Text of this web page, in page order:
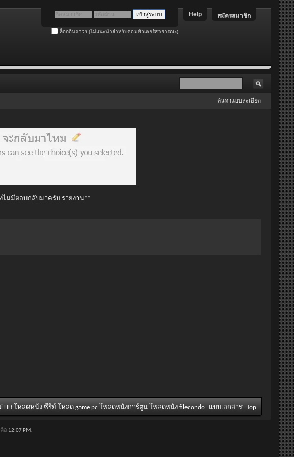
สมัครสมาชิก
Help
ล็อกอินถาวร (ไม่แนะนำสำหรับคอมพิวเตอร์สาธารณะ)
ค้นหาแบบละเอียด
ไม่มีตอบกลับมาครับ รายงาน**
HD โหลดหนัง ซีรีย์ โหลด game pc โหลดหนังการ์ตูน โหลดหนัง filecondo แบบเอกสาร Top
อ 12:07 PM.